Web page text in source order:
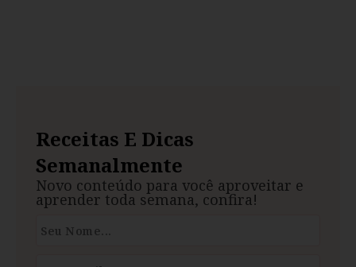
Receitas E Dicas
Semanalmente
Novo conteúdo para você aproveitar e
aprender toda semana, confira!